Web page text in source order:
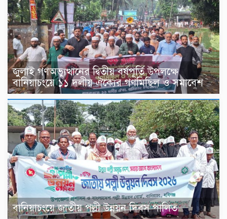
জুলাই গণঅভ্যুত্থানের দ্বিতীয় বর্ষপূর্তি উপলক্ষে
বানিয়াচংয়ে ১১ দলীয় ঐক্যের গণমিছিল ও সমাবেশ
বানিয়াচংয়ে জাতীয় পল্লী উন্নয়ন দিবস পালিত